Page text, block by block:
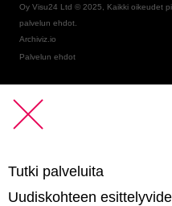
Oy Visu24 Ltd © 2025, Kaikki oikeudet
palvelun ehdot.
Archiviz.io
Palvelun ehdot
Tutki palveluita
Uudiskohteen